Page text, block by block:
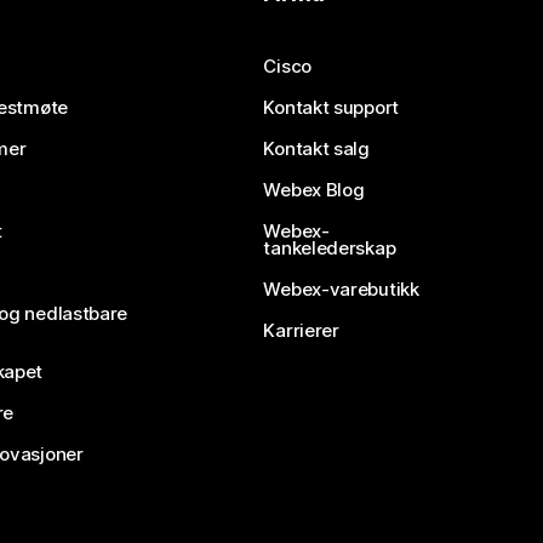
nedlastbare
Cisco
Kontakt support
Kontakt salg
Webex Blog
Webex-
tankelederskap
Webex-varebutikk
Karrierer